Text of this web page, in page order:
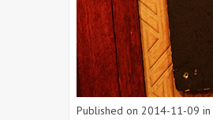
Published on 2014-11-09 in